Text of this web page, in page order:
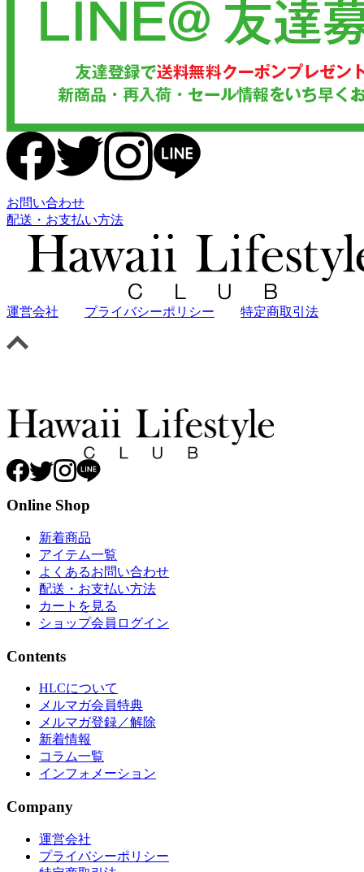
お問い合わせ
配送・お支払い方法
運営会社 プライバシーポリシー 特定商取引法
Online Shop
新着商品
アイテム一覧
よくあるお問い合わせ
配送・お支払い方法
カートを見る
ショップ会員ログイン
Contents
HLCについて
メルマガ会員特典
メルマガ登録／解除
新着情報
コラム一覧
インフォメーション
Company
運営会社
プライバシーポリシー